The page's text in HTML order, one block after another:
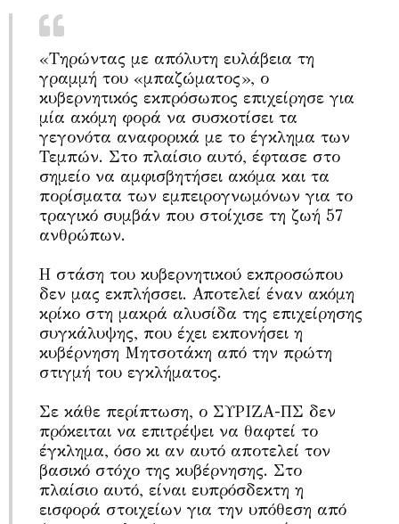
«Τηρώντας με απόλυτη ευλάβεια τη
γραμμή του «μπαζώματος», ο
κυβερνητικός εκπρόσωπος επιχείρησε για
μία ακόμη φορά να συσκοτίσει τα
γεγονότα αναφορικά με το έγκλημα των
Τεμπών. Στο πλαίσιο αυτό, έφτασε στο
σημείο να αμφισβητήσει ακόμα και τα
πορίσματα των εμπειρογνωμόνων για το
τραγικό συμβάν που στοίχισε τη ζωή 57
ανθρώπων.
Η στάση του κυβερνητικού εκπροσώπου
δεν μας εκπλήσσει. Αποτελεί έναν ακόμη
κρίκο στη μακρά αλυσίδα της επιχείρησης
συγκάλυψης, που έχει εκπονήσει η
κυβέρνηση Μητσοτάκη από την πρώτη
στιγμή του εγκλήματος.
Σε κάθε περίπτωση, ο ΣΥΡΙΖΑ-ΠΣ δεν
πρόκειται να επιτρέψει να θαφτεί το
έγκλημα, όσο κι αν αυτό αποτελεί τον
βασικό στόχο της κυβέρνησης. Στο
πλαίσιο αυτό, είναι ευπρόσδεκτη η
εισφορά στοιχείων για την υπόθεση από